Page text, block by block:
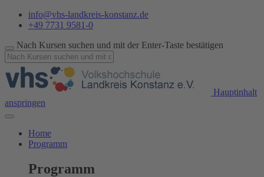
info@vhs-landkreis-konstanz.de
+49 7731 9581-0
Nach Kursen suchen und mit der Enter-Taste bestätigen
Hauptinhalt
anspringen
Home
Programm
Programm